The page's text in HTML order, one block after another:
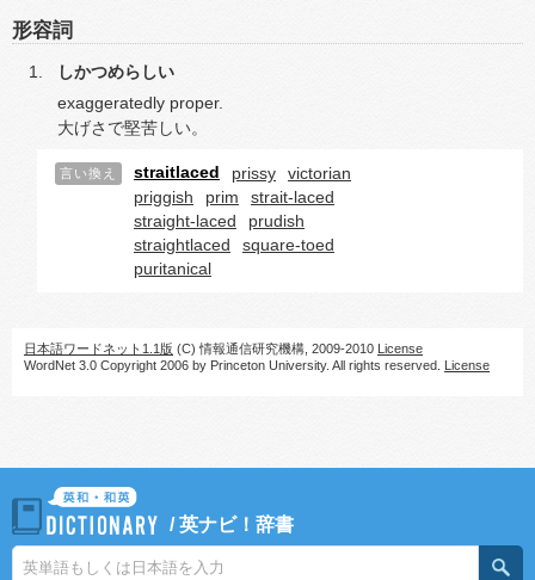
形容詞
しかつめらしい
exaggeratedly proper.
大げさで堅苦しい。
言い換え straitlaced prissy
victorian
priggish
prim
strait-laced
straight-laced
prudish
straightlaced
square-toed
puritanical
日本語ワードネット1.1版 (C) 情報通信研究機構, 2009-2010 License
WordNet 3.0 Copyright 2006 by Princeton University. All rights reserved. License
/英ナビ！辞書